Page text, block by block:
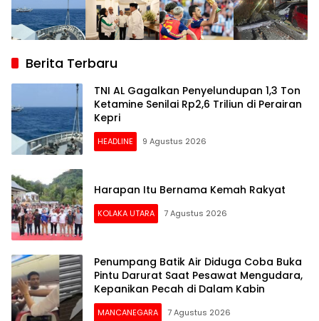
Berita Terbaru
TNI AL Gagalkan Penyelundupan 1,3 Ton
Ketamine Senilai Rp2,6 Triliun di Perairan
Kepri
HEADLINE 9 Agustus 2026
Harapan Itu Bernama Kemah Rakyat
KOLAKA UTARA 7 Agustus 2026
Penumpang Batik Air Diduga Coba Buka
Pintu Darurat Saat Pesawat Mengudara,
Kepanikan Pecah di Dalam Kabin
MANCANEGARA 7 Agustus 2026